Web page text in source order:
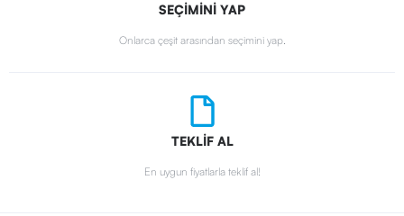
SEÇİMİNİ YAP
Onlarca çeşit arasından seçimini yap.
TEKLİF AL
En uygun fiyatlarla teklif al!